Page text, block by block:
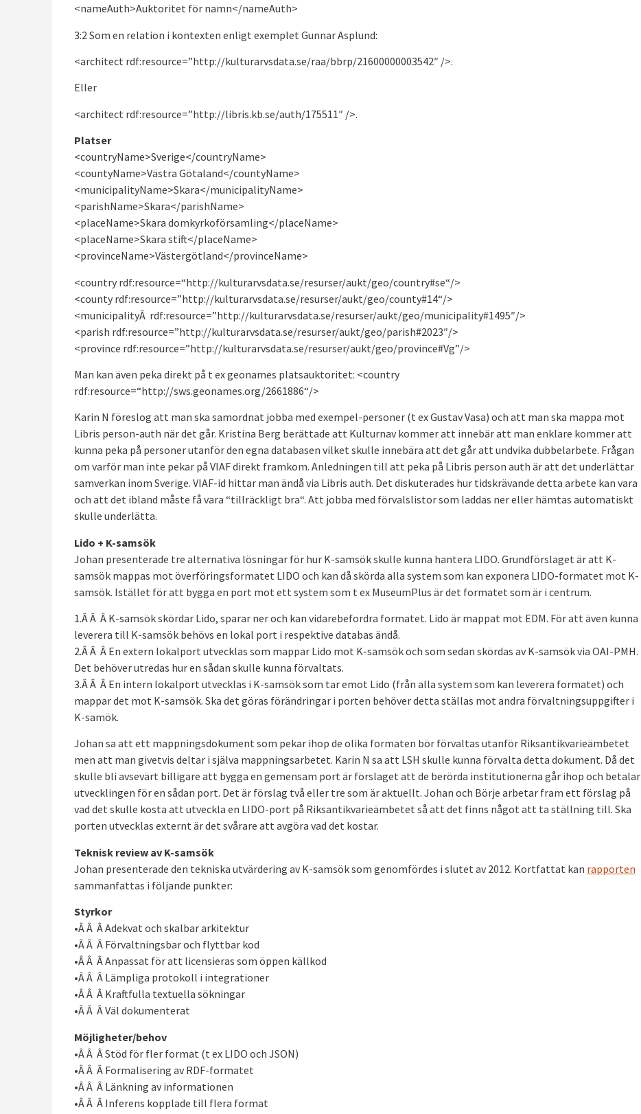
<nameAuth>Auktoritet för namn</nameAuth>
3:2 Som en relation i kontexten enligt exemplet Gunnar Asplund:
<architect rdf:resource=”http://kulturarvsdata.se/raa/bbrp/21600000003542″ />.
Eller
<architect rdf:resource=”http://libris.kb.se/auth/175511″ />.
Platser
<countryName>Sverige</countryName>
<countyName>Västra Götaland</countyName>
<municipalityName>Skara</municipalityName>
<parishName>Skara</parishName>
<placeName>Skara domkyrkoförsamling</placeName>
<placeName>Skara stift</placeName>
<provinceName>Västergötland</provinceName>
<country rdf:resource=“http://kulturarvsdata.se/resurser/aukt/geo/country#se“/>
<county rdf:resource=”http://kulturarvsdata.se/resurser/aukt/geo/county#14“/>
<municipalityÂ rdf:resource=”http://kulturarvsdata.se/resurser/aukt/geo/municipality#1495″/>
<parish rdf:resource=”http://kulturarvsdata.se/resurser/aukt/geo/parish#2023″/>
<province rdf:resource=”http://kulturarvsdata.se/resurser/aukt/geo/province#Vg”/>
Man kan även peka direkt på t ex geonames platsauktoritet: <country
rdf:resource=“http://sws.geonames.org/2661886“/>
Karin N föreslog att man ska samordnat jobba med exempel-personer (t ex Gustav Vasa) och att man ska mappa mot
Libris person-auth när det går. Kristina Berg berättade att Kulturnav kommer att innebär att man enklare kommer att
kunna peka på personer utanför den egna databasen vilket skulle innebära att det går att undvika dubbelarbete. Frågan
om varför man inte pekar på VIAF direkt framkom. Anledningen till att peka på Libris person auth är att det underlättar
samverkan inom Sverige. VIAF-id hittar man ändå via Libris auth. Det diskuterades hur tidskrävande detta arbete kan vara
och att det ibland måste få vara “tillräckligt bra“. Att jobba med förvalslistor som laddas ner eller hämtas automatiskt
skulle underlätta.
Lido + K-samsök
Johan presenterade tre alternativa lösningar för hur K-samsök skulle kunna hantera LIDO. Grundförslaget är att K-
samsök mappas mot överföringsformatet LIDO och kan då skörda alla system som kan exponera LIDO-formatet mot K-
samsök. Istället för att bygga en port mot ett system som t ex MuseumPlus är det formatet som är i centrum.
1.Â Â Â K-samsök skördar Lido, sparar ner och kan vidarebefordra formatet. Lido är mappat mot EDM. För att även kunna
leverera till K-samsök behövs en lokal port i respektive databas ändå.
2.Â Â Â En extern lokalport utvecklas som mappar Lido mot K-samsök och som sedan skördas av K-samsök via OAI-PMH.
Det behöver utredas hur en sådan skulle kunna förvaltats.
3.Â Â Â En intern lokalport utvecklas i K-samsök som tar emot Lido (från alla system som kan leverera formatet) och
mappar det mot K-samsök. Ska det göras förändringar i porten behöver detta ställas mot andra förvaltningsuppgifter i
K-samök.
Johan sa att ett mappningsdokument som pekar ihop de olika formaten bör förvaltas utanför Riksantikvarieämbetet
men att man givetvis deltar i själva mappningsarbetet. Karin N sa att LSH skulle kunna förvalta detta dokument. Då det
skulle bli avsevärt billigare att bygga en gemensam port är förslaget att de berörda institutionerna går ihop och betalar
utvecklingen för en sådan port. Det är förslag två eller tre som är aktuellt. Johan och Börje arbetar fram ett förslag på
vad det skulle kosta att utveckla en LIDO-port på Riksantikvarieämbetet så att det finns något att ta ställning till. Ska
porten utvecklas externt är det svårare att avgöra vad det kostar.
Teknisk review av K-samsök
Johan presenterade den tekniska utvärdering av K-samsök som genomfördes i slutet av 2012. Kortfattat kan rapporten
sammanfattas i följande punkter:
Styrkor
•Â Â Â Adekvat och skalbar arkitektur
•Â Â Â Förvaltningsbar och flyttbar kod
•Â Â Â Anpassat för att licensieras som öppen källkod
•Â Â Â Lämpliga protokoll i integrationer
•Â Â Â Kraftfulla textuella sökningar
•Â Â Â Väl dokumenterat
Möjligheter/behov
•Â Â Â Stöd för fler format (t ex LIDO och JSON)
•Â Â Â Formalisering av RDF-formatet
•Â Â Â Länkning av informationen
•Â Â Â Inferens kopplade till flera format